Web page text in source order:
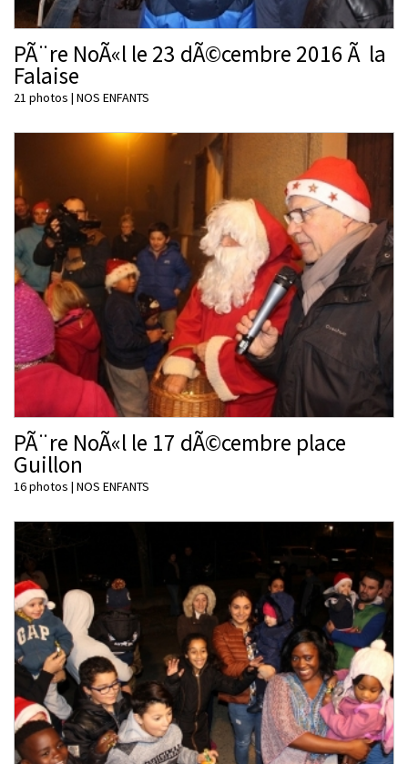
PÃ¨re NoÃ«l le 23 dÃ©cembre 2016 Ã la
Falaise
21 photos | NOS ENFANTS
PÃ¨re NoÃ«l le 17 dÃ©cembre place
Guillon
16 photos | NOS ENFANTS